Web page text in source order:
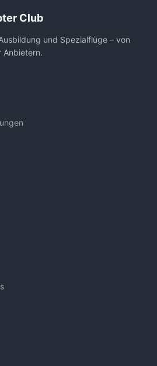
Club
und Spezialflüge – von
Anbietern.